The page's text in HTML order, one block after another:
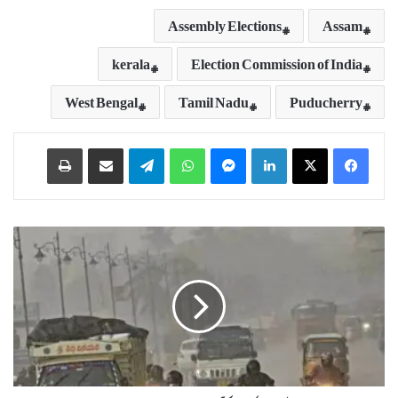
Assam
Assembly Elections
Election Commission of India
kerala
Puducherry
Tamil Nadu
West Bengal
LinkedIn
WhatsApp
Telegram
ت
ا
ہ
ی